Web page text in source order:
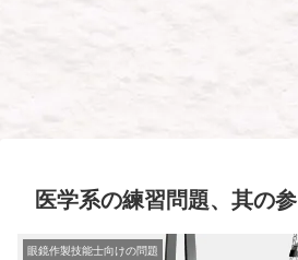
医学系の練習問題、其の参
眼鏡作製技能士向けの問題